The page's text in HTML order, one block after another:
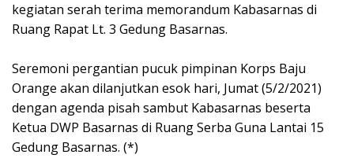
kegiatan serah terima memorandum Kabasarnas di
Ruang Rapat Lt. 3 Gedung Basarnas.
Seremoni pergantian pucuk pimpinan Korps Baju
Orange akan dilanjutkan esok hari, Jumat (5/2/2021)
dengan agenda pisah sambut Kabasarnas beserta
Ketua DWP Basarnas di Ruang Serba Guna Lantai 15
Gedung Basarnas. (*)